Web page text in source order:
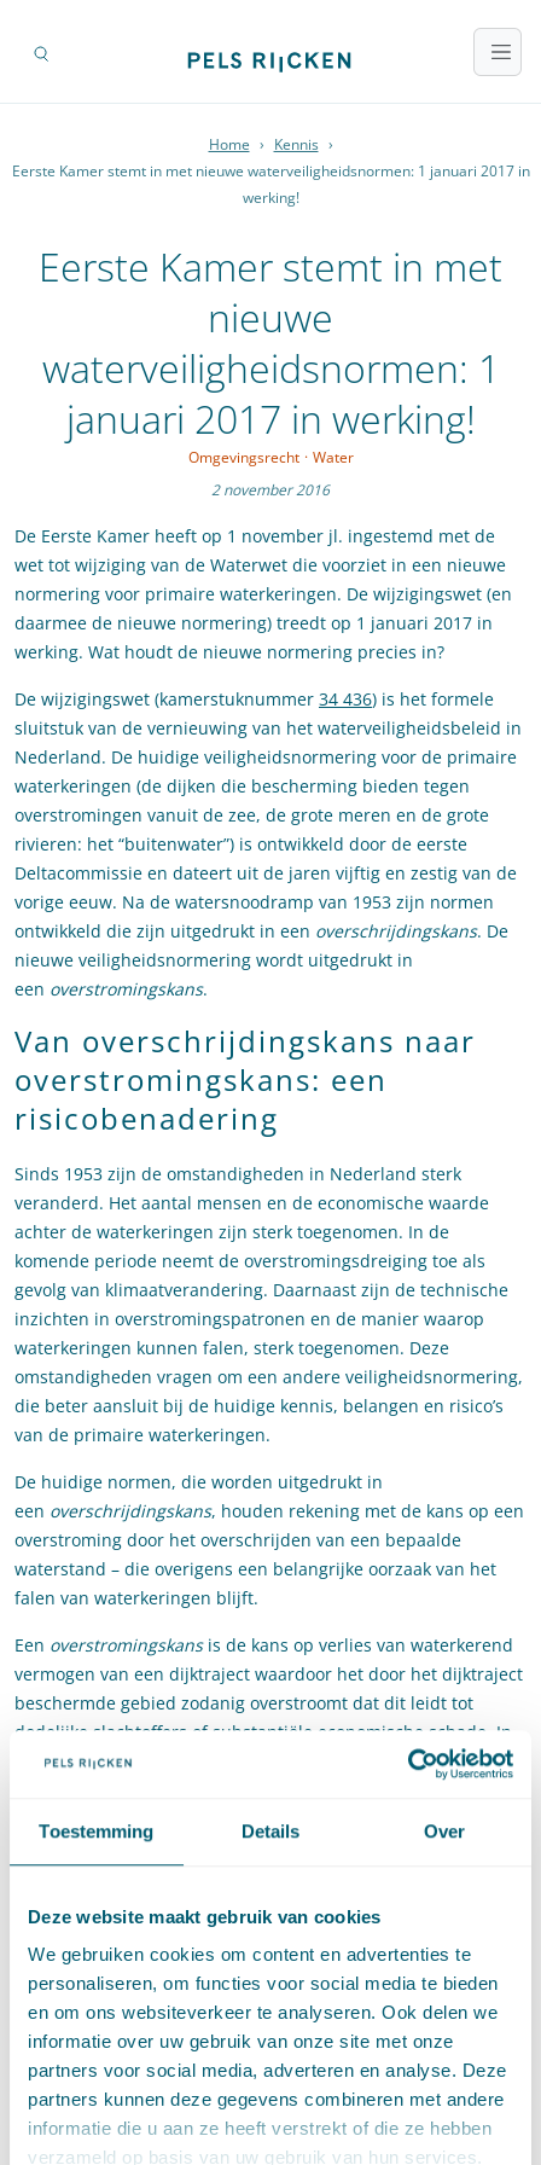
Toestemming Details Over
Deze website maakt gebruik van cookies
We gebruiken cookies om content en advertenties te
personaliseren, om functies voor social media te bieden
en om ons websiteverkeer te analyseren. Ook delen we
informatie over uw gebruik van onze site met onze
partners voor social media, adverteren en analyse. Deze
partners kunnen deze gegevens combineren met andere
informatie die u aan ze heeft verstrekt of die ze hebben
verzameld op basis van uw gebruik van hun services.
Home › Kennis ›
Eerste Kamer stemt in met nieuwe waterveiligheidsnormen: 1 januari 2017 in
werking!
Eerste Kamer stemt in met
nieuwe
waterveiligheidsnormen: 1
januari 2017 in werking!
Omgevingsrecht · Water
2 november 2016
De Eerste Kamer heeft op 1 november jl. ingestemd met de
wet tot wijziging van de Waterwet die voorziet in een nieuwe
normering voor primaire waterkeringen. De wijzigingswet (en
daarmee de nieuwe normering) treedt op 1 januari 2017 in
werking. Wat houdt de nieuwe normering precies in?
De wijzigingswet (kamerstuknummer 34 436) is het formele
sluitstuk van de vernieuwing van het waterveiligheidsbeleid in
Nederland. De huidige veiligheidsnormering voor de primaire
waterkeringen (de dijken die bescherming bieden tegen
overstromingen vanuit de zee, de grote meren en de grote
rivieren: het “buitenwater”) is ontwikkeld door de eerste
Deltacommissie en dateert uit de jaren vijftig en zestig van de
vorige eeuw. Na de watersnoodramp van 1953 zijn normen
ontwikkeld die zijn uitgedrukt in een overschrijdingskans. De
nieuwe veiligheidsnormering wordt uitgedrukt in
een overstromingskans.
Van overschrijdingskans naar
overstromingskans: een
risicobenadering
Sinds 1953 zijn de omstandigheden in Nederland sterk
veranderd. Het aantal mensen en de economische waarde
achter de waterkeringen zijn sterk toegenomen. In de
komende periode neemt de overstromingsdreiging toe als
gevolg van klimaatverandering. Daarnaast zijn de technische
inzichten in overstromingspatronen en de manier waarop
waterkeringen kunnen falen, sterk toegenomen. Deze
omstandigheden vragen om een andere veiligheidsnormering,
die beter aansluit bij de huidige kennis, belangen en risico’s
van de primaire waterkeringen.
De huidige normen, die worden uitgedrukt in
een overschrijdingskans, houden rekening met de kans op een
overstroming door het overschrijden van een bepaalde
waterstand – die overigens een belangrijke oorzaak van het
falen van waterkeringen blijft.
Een overstromingskansis de kans op verlies van waterkerend
vermogen van een dijktraject waardoor het door het dijktraject
beschermde gebied zodanig overstroomt dat dit leidt tot
dodelijke slachtoffers of substantiële economische schade. In
een overstromingskans zijn dus verschillende mogelijke wijzen
“piping”, dat de sterkte van de waterkering ernstig kan
risicobenadering. Dat wil zeggen dat de normstelling
gebaseerd is op (1) dekansdat een overstroming zich
voordoet en op (2) de gevolgen die daarbij optreden. Doordat
de gevolgen sterk afhankelijk zijn van de plaats waar een
waterkering bezwijkt, heeft de risicobenadering geleid tot een
gedifferentieerde normstelling. Anders dan bij de huidige
normering van stelsels van primaire waterkeringen die een
gebied omsluiten (dijkringen), worden vanaf 1 januari a.s.
relatief korte delen van primaire waterkeringen afzonderlijk